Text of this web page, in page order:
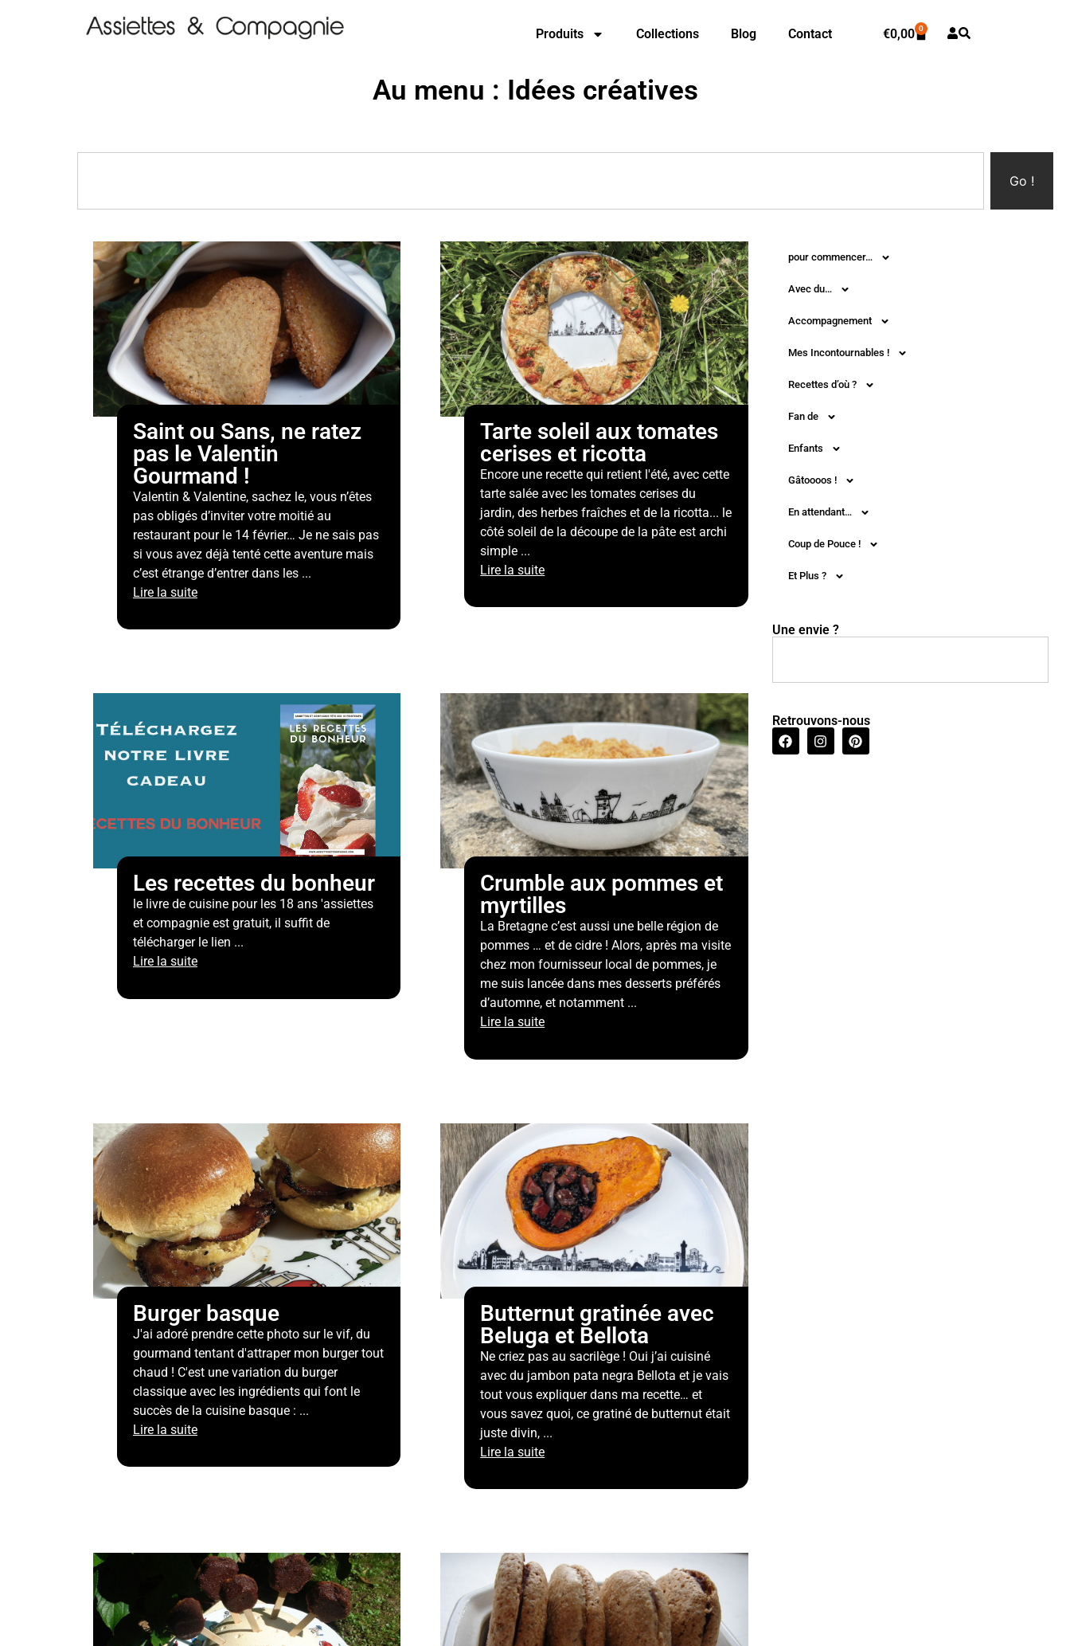
Produits Collections Blog Contact €0,00 0
Au menu : Idées créatives
Go !
Saint ou Sans, ne ratez
pas le Valentin
Gourmand !
Valentin & Valentine, sachez le, vous n’êtes
pas obligés d’inviter votre moitié au
restaurant pour le 14 février… Je ne sais pas
si vous avez déjà tenté cette aventure mais
c’est étrange d’entrer dans les ...
Lire la suite
Tarte soleil aux tomates
cerises et ricotta
Encore une recette qui retient l'été, avec cette
tarte salée avec les tomates cerises du
jardin, des herbes fraîches et de la ricotta... le
côté soleil de la découpe de la pâte est archi
simple ...
Lire la suite
Les recettes du bonheur
le livre de cuisine pour les 18 ans 'assiettes
et compagnie est gratuit, il suffit de
télécharger le lien ...
Lire la suite
Crumble aux pommes et
myrtilles
La Bretagne c’est aussi une belle région de
pommes … et de cidre ! Alors, après ma visite
chez mon fournisseur local de pommes, je
me suis lancée dans mes desserts préférés
d’automne, et notamment ...
Lire la suite
Burger basque
J'ai adoré prendre cette photo sur le vif, du
gourmand tentant d'attraper mon burger tout
chaud ! C'est une variation du burger
classique avec les ingrédients qui font le
succès de la cuisine basque : ...
Lire la suite
Butternut gratinée avec
Beluga et Bellota
Ne criez pas au sacrilège ! Oui j’ai cuisiné
avec du jambon pata negra Bellota et je vais
tout vous expliquer dans ma recette… et
vous savez quoi, ce gratiné de butternut était
juste divin, ...
Lire la suite
pour commencer…
Avec du…
Accompagnement
Mes Incontournables !
Recettes d’où ?
Fan de
Enfants
Gâtoooos !
En attendant…
Coup de Pouce !
Et Plus ?
Une envie ?
Retrouvons-nous